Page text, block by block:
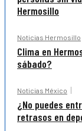
Hermosillo
Noticias Hermosillo
Clima en
sábado?
Noticias México
¿No puedes
retrasos en